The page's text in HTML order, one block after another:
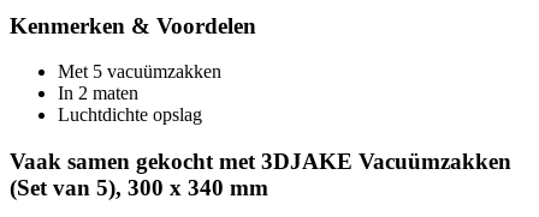
Kenmerken & Voordelen
Met 5 vacuümzakken
In 2 maten
Luchtdichte opslag
Vaak samen gekocht met 3DJAKE Vacuümzakken
(Set van 5), 300 x 340 mm